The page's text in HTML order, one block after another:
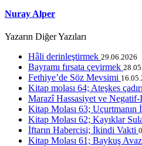
Nuray Alper
Yazarın Diğer Yazıları
Hâli derinleştirmek 29.06.2026
Bayramı fırsata çevirmek
Fethiye’de Söz Mevsimi
Kitap molası 64; Ateşkes
Marazî Hassasiyet ve Negatif-I
Kitap Molası 63; Uçurtmanın
Kitap Molası 62; Kayıklar
İftarın Habercisi; İkindi Vakti
Kitap Molası 61; Baykuş